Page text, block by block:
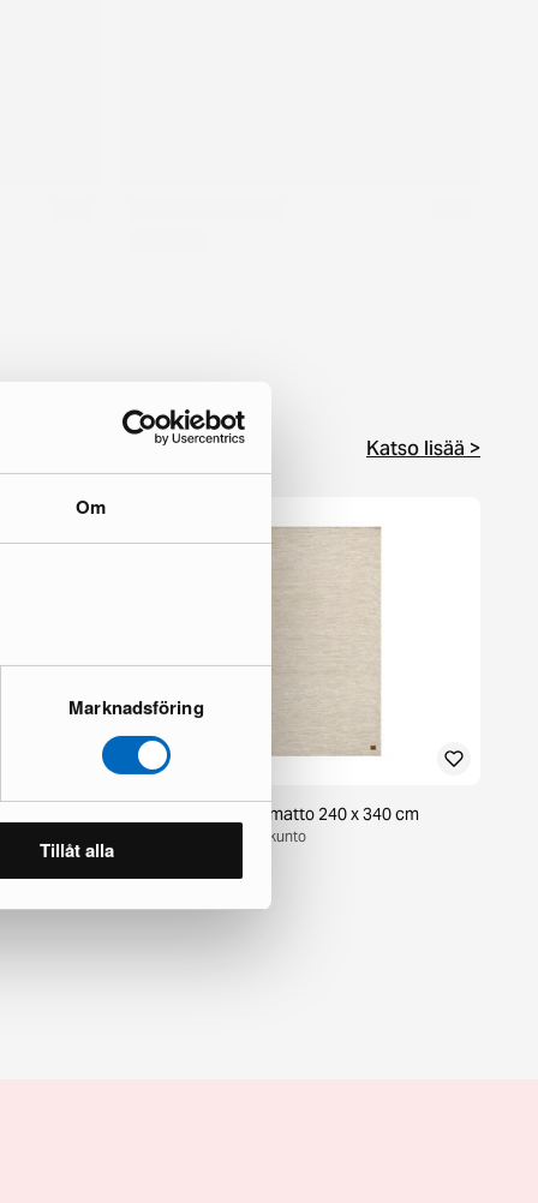
Om
Marknadsföring
Tillåt alla
Katso lisää >
KM Home Birka villamatto 240 x 340 cm
1 varastossa · Upouusi kunto